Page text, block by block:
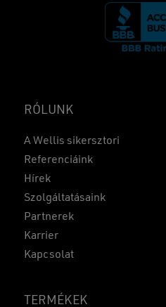
RÓLUNK
A Wellis sikersztori
Referenciáink
Hírek
Szolgáltatásaink
Partnerek
Karrier
Kapcsolat
TERMÉKEK